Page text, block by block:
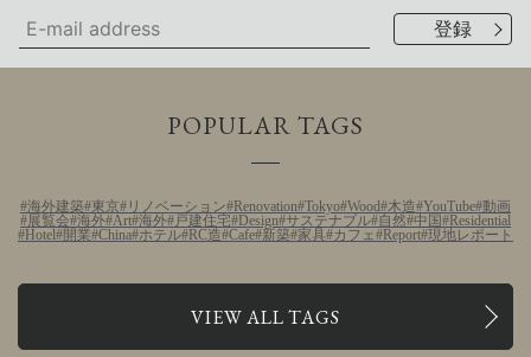
POPULAR TAGS
海外建築 東京 リノベーション Renovation Tokyo Wood 木造 YouTube 動画
展覧会 海外 Art 海外 戸建住宅 Design サステナブル 自然 中国
Residential
Hotel 開業 China ホテル RC造 Cafe 新築 家具 カフェ Report 現地レポート
VIEW ALL TAGS